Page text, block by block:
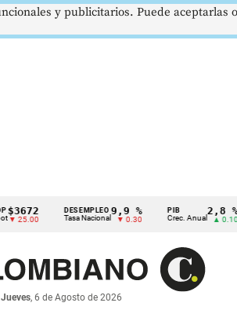
DESEMPLEO
Tasa Nacional
9,9 %
▼ 0.30
PIB
Crec. Anual
2,8 %
▲ 0.10
Jueves, 6 de Agosto de 2026
y publicitarios. Puede aceptarlas